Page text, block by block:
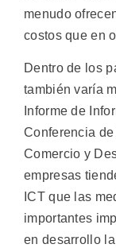
menudo
costos que en
Dentro de los
también varía
Informe de
Conferencia
Comercio y
empresas
ICT que las
importantes
en desarrollo